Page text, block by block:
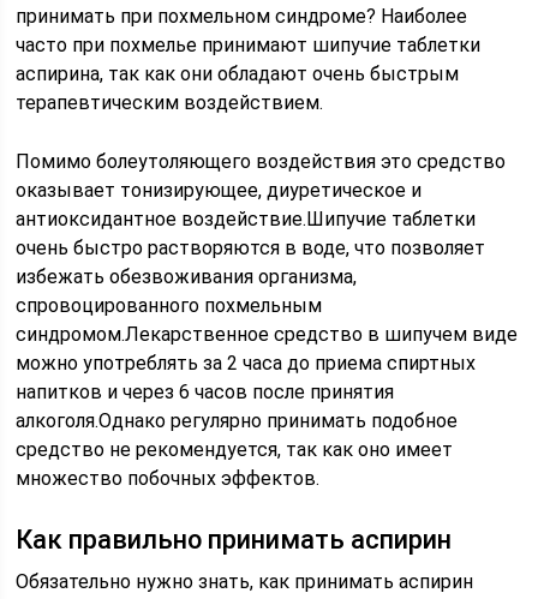
принимать при похмельном синдроме? Наиболее
часто при похмелье принимают шипучие таблетки
аспирина, так как они обладают очень быстрым
терапевтическим воздействием.
Помимо болеутоляющего воздействия это средство
оказывает тонизирующее, диуретическое и
антиоксидантное воздействие.Шипучие таблетки
очень быстро растворяются в воде, что позволяет
избежать обезвоживания организма,
спровоцированного похмельным
синдромом.Лекарственное средство в шипучем виде
можно употреблять за 2 часа до приема спиртных
напитков и через 6 часов после принятия
алкоголя.Однако регулярно принимать подобное
средство не рекомендуется, так как оно имеет
множество побочных эффектов.
Как правильно принимать аспирин
Обязательно нужно знать, как принимать аспирин